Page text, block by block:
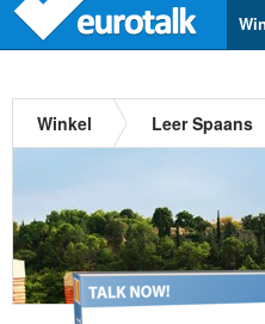
Winkel Leer Spaans